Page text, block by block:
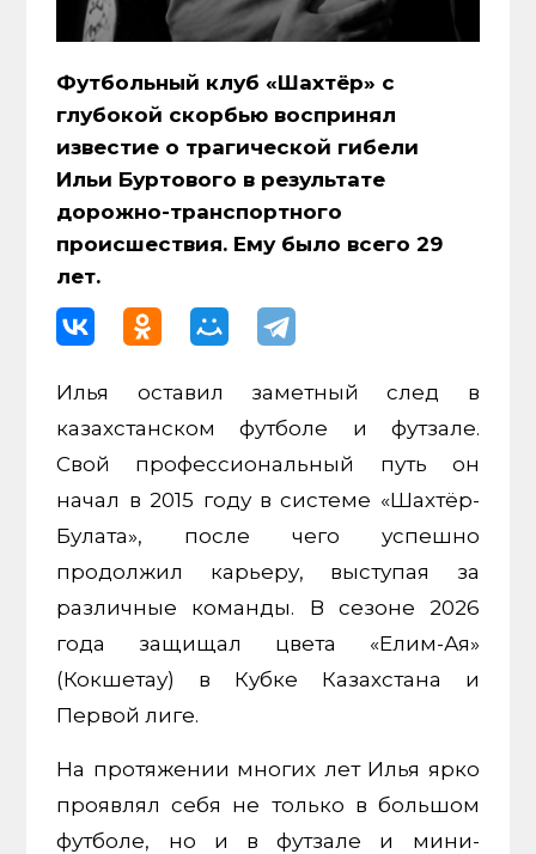
Футбольный клуб «Шахтёр» с
глубокой скорбью воспринял
известие о трагической гибели
Ильи Буртового в результате
дорожно-транспортного
происшествия. Ему было всего 29
лет.
Илья оставил заметный след в
казахстанском футболе и футзале.
Свой профессиональный путь он
начал в 2015 году в системе «Шахтёр-
Булата», после чего успешно
продолжил карьеру, выступая за
различные команды. В сезоне 2026
года защищал цвета «Елим-Ая»
(Кокшетау) в Кубке Казахстана и
Первой лиге.
На протяжении многих лет Илья ярко
проявлял себя не только в большом
футболе, но и в футзале и мини-